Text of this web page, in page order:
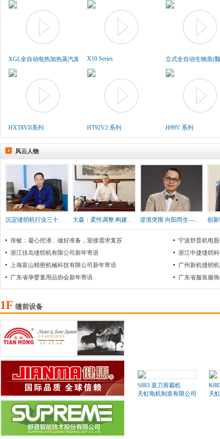
XGL全自动电热加热蒸汽发生..X10 Series 立式全自动生物质(
HXT8VII系列 HT92V2 系列 H99V 系列
风云人物
沉淀缝纫机行业三十.. 大森：柔性调整 构建.. 逆境突围 向阳而生—.. 创
张敏：凝心挖潜、做好准备，迎接需求复苏
宁波舒普机电
浙江佳岛缝纫机有限公司新年寄语
浙江中捷缝纫
上海富山精密机械科技有限公司新年寄语
广州新机缝纫
广东省孕婴童用品协会新年寄语
广东省服装服
1F 缝前设备
S883 直刀剪裁机
天虹电机制造有限公司
天